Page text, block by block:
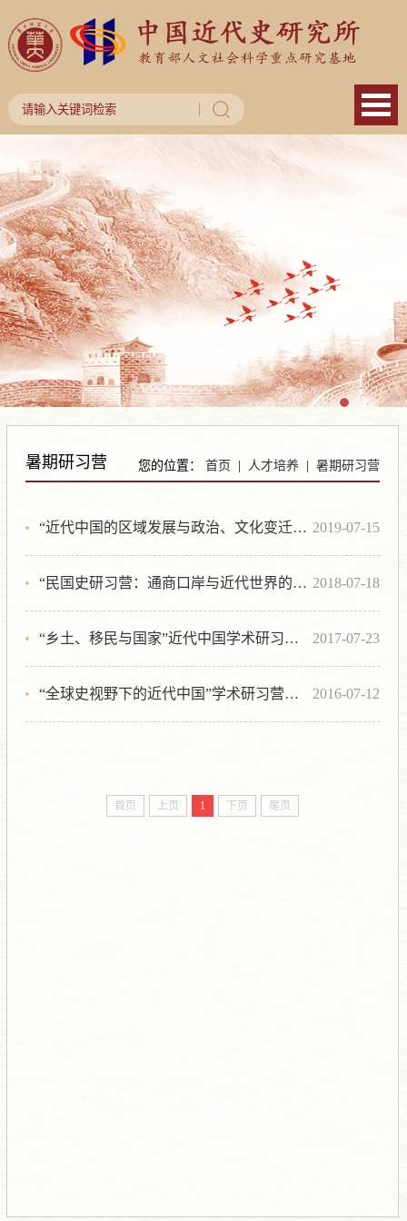
暑期研习营 您的位置：首页 人才培养 |暑期研习营
“近代中国的区域发展与政治、文化变迁”民国史研习营成功举办 2019-07-15
“民国史研习营：通商口岸与近代世界的形成”顺利举办 2018-07-18
“乡土、移民与国家”近代中国学术研习营成功举办 2017-07-23
“全球史视野下的近代中国”学术研习营在我校举行 2016-07-12
首页 上页 1 下页 尾页